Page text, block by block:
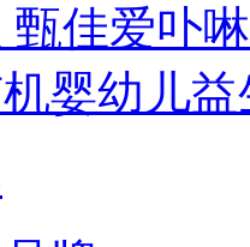
甄佳爱卟
婴幼儿